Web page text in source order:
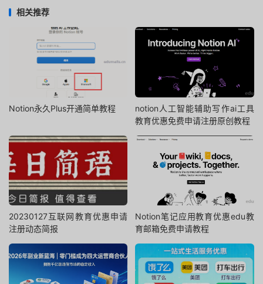
相关推荐
Notion永久Plus开通简单教程
notion人工智能辅助写作ai工具
教育优惠免费申请注册原创教程
20230127互联网教育优惠申请
注册动态简报
Notion笔记应用教育优惠edu教
育邮箱免费申请教程